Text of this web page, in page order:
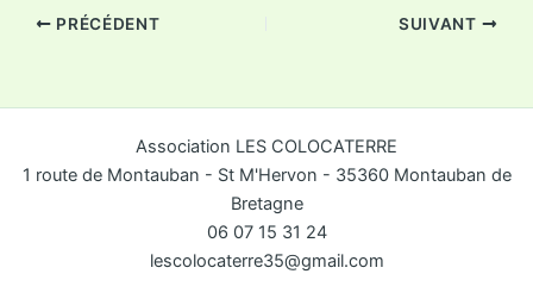
PRÉCÉDENT SUIVANT
Association LES COLOCATERRE
1 route de Montauban - St M'Hervon - 35360 Montauban de
Bretagne
06 07 15 31 24
lescolocaterre35@gmail.com